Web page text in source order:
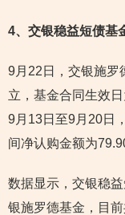
4、交银稳益短债基
9月22日，交银施罗
立，基金合同生效
9月13日至9月20日
间净认购金额为
数据显示，交银稳
银施罗德基金，目